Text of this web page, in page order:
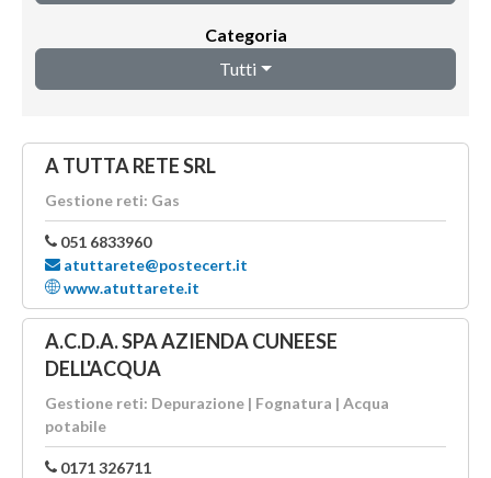
Categoria
Tutti
A TUTTA RETE SRL
Gestione reti: Gas
051 6833960
atuttarete@postecert.it
www.atuttarete.it
A.C.D.A. SPA AZIENDA CUNEESE
DELL'ACQUA
Gestione reti: Depurazione | Fognatura | Acqua
potabile
0171 326711